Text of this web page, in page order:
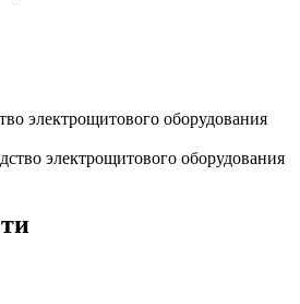
электрощитового оборудования